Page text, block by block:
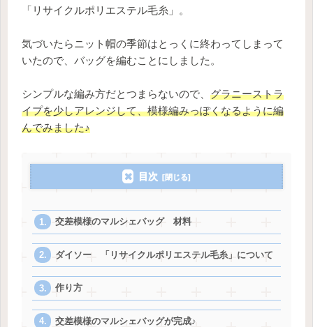
「リサイクルポリエステル毛糸」。
気づいたらニット帽の季節はとっくに終わってしまって
いたので、バッグを編むことにしました。
シンプルな編み方だとつまらないので、 グラニーストラ
イプを少しアレンジして、模様編みっぽくなるように編
んでみました♪
目次
交差模様のマルシェバッグ 材料
ダイソー 「リサイクルポリエステル毛糸」について
作り方
交差模様のマルシェバッグが完成♪